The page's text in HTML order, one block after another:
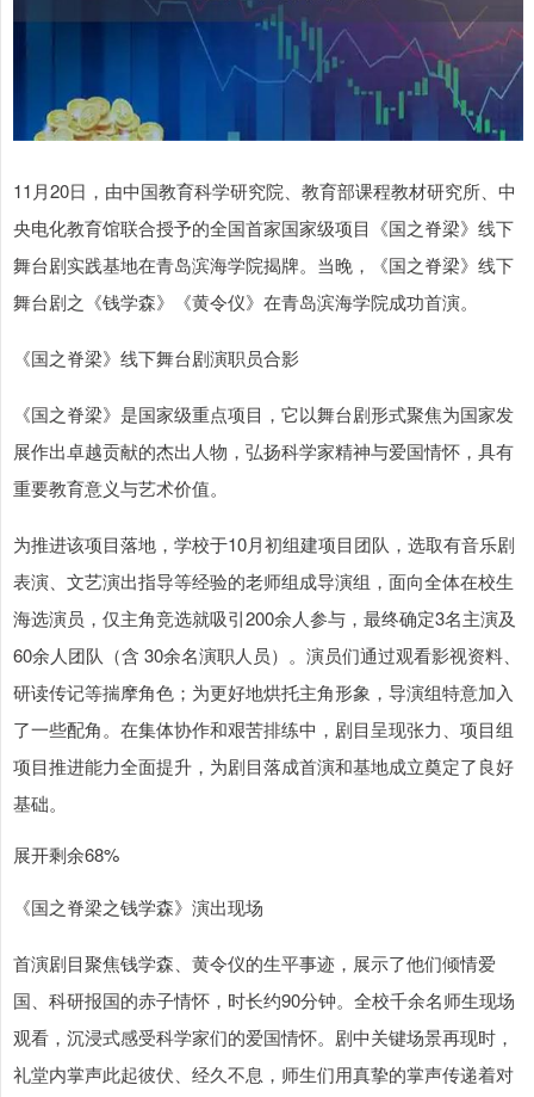
11月20日，由中国教育科学研究院、教育部课程教材研究所、中
央电化教育馆联合授予的全国首家国家级项目《国之脊梁》线下
舞台剧实践基地在青岛滨海学院揭牌。当晚，《国之脊梁》线下
舞台剧之《钱学森》《黄令仪》在青岛滨海学院成功首演。
《国之脊梁》线下舞台剧演职员合影
《国之脊梁》是国家级重点项目，它以舞台剧形式聚焦为国家发
展作出卓越贡献的杰出人物，弘扬科学家精神与爱国情怀，具有
重要教育意义与艺术价值。
为推进该项目落地，学校于10月初组建项目团队，选取有音乐剧
表演、文艺演出指导等经验的老师组成导演组，面向全体在校生
海选演员，仅主角竞选就吸引200余人参与，最终确定3名主演及
60余人团队（含 30余名演职人员）。演员们通过观看影视资料、
研读传记等揣摩角色；为更好地烘托主角形象，导演组特意加入
了一些配角。在集体协作和艰苦排练中，剧目呈现张力、项目组
项目推进能力全面提升，为剧目落成首演和基地成立奠定了良好
基础。
展开剩余68%
《国之脊梁之钱学森》演出现场
首演剧目聚焦钱学森、黄令仪的生平事迹，展示了他们倾情爱
国、科研报国的赤子情怀，时长约90分钟。全校千余名师生现场
观看，沉浸式感受科学家们的爱国情怀。剧中关键场景再现时，
礼堂内掌声此起彼伏、经久不息，师生们用真挚的掌声传递着对